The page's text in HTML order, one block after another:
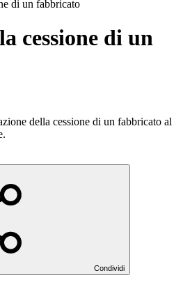
di un fabbricato
cessione di un
della cessione di un fabbricato al
Condividi